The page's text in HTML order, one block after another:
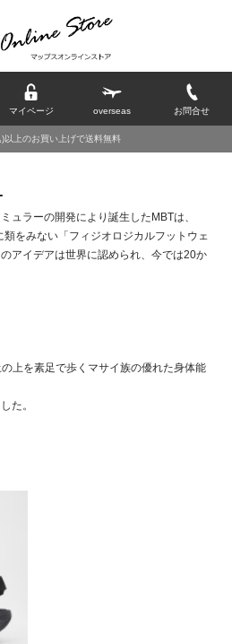
マイページ overseas お問合せ
以上のお買い上げで送料無料
ュラーの開発により誕生したMBTは、
をみない「フィジオロジカルフットウェ
アイデアは世界に認められ、今では20か
上を素足で歩くマサイ族の優れた身体能
た。